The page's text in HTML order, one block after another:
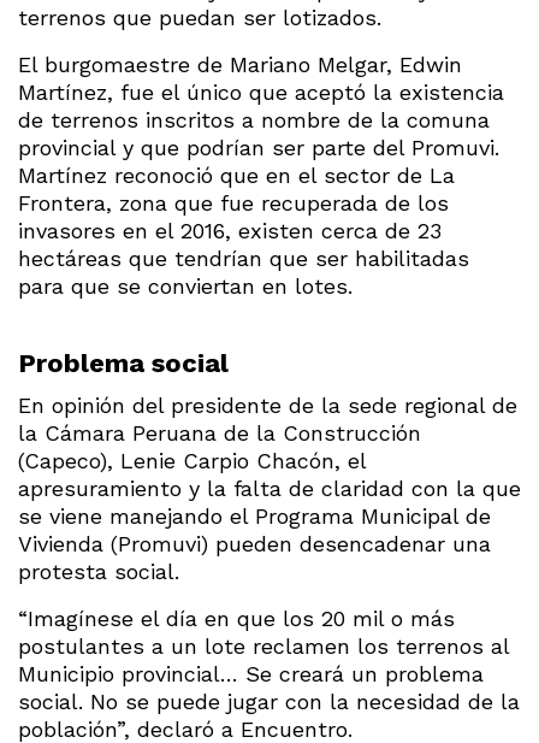
terrenos que puedan ser lotizados.
El burgomaestre de Mariano Melgar, Edwin
Martínez, fue el único que aceptó la existencia
de terrenos inscritos a nombre de la comuna
provincial y que podrían ser parte del Promuvi.
Martínez reconoció que en el sector de La
Frontera, zona que fue recuperada de los
invasores en el 2016, existen cerca de 23
hectáreas que tendrían que ser habilitadas
para que se conviertan en lotes.
Problema social
En opinión del presidente de la sede regional de
la Cámara Peruana de la Construcción
(Capeco), Lenie Carpio Chacón, el
apresuramiento y la falta de claridad con la que
se viene manejando el Programa Municipal de
Vivienda (Promuvi) pueden desencadenar una
protesta social.
“Imagínese el día en que los 20 mil o más
postulantes a un lote reclamen los terrenos al
Municipio provincial… Se creará un problema
social. No se puede jugar con la necesidad de la
población”, declaró a Encuentro.